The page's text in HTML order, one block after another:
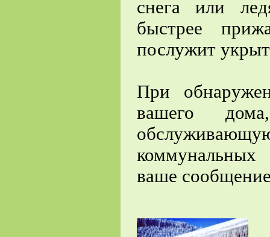
снега или
быстрее
послужит
При
вашего
коммунальных
ваше